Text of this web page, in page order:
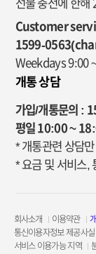
선불 충전에 한해
Customer
1599-
Weekdays 9:00
개통 상담
가입/개통문의 :
평일 10:00 ~
* 개통관련 상담만
* 요금 및 서비스,
회사소개 이용약관
통신이용자정보 제공사
서비스 이용가능 지역